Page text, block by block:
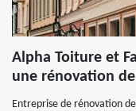
Alpha Toiture et
une rénovation
Entreprise de rénovation